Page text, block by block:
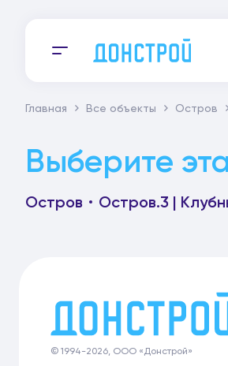
Главная Все объекты Остров
Выберите
Остров Остров.3 |
© 1994-2026, ООО «Донстрой»